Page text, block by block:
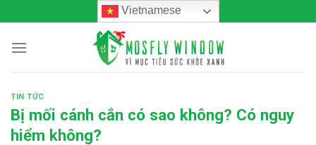
to
content
Vietnamese
TIN TỨC
Bị mối cánh cắn có sao không? Có nguy
hiểm không?